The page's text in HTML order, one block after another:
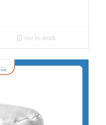
Voir les détails